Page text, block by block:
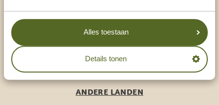
Alles toestaan
Details tonen
ONZE SPECIALISTEN STAAN VOOR JE KLAAR
NL: +31 174 35 2016
ANDERE LANDEN